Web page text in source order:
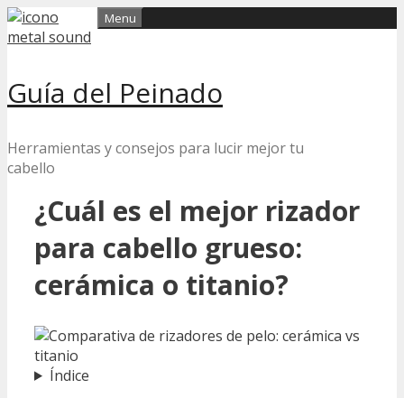
Skip
to
Guía del Peinado
Herramientas y consejos para lucir mejor tu
cabello
Menu
¿Cuál es el mejor rizador
para cabello grueso:
cerámica o titanio?
Índice